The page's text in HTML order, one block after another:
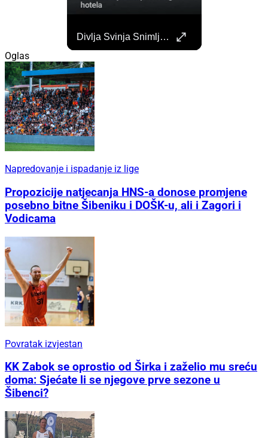
Divlja Svinja Snimljena Uz More U Primoštenu
Oglas
Napredovanje i ispadanje iz lige
Propozicije natjecanja HNS-a donose promjene
posebno bitne Šibeniku i DOŠK-u, ali i Zagori i
Vodicama
Povratak izvjestan
KK Zabok se oprostio od Širka i zaželio mu sreću
doma: Sjećate li se njegove prve sezone u
Šibenci?